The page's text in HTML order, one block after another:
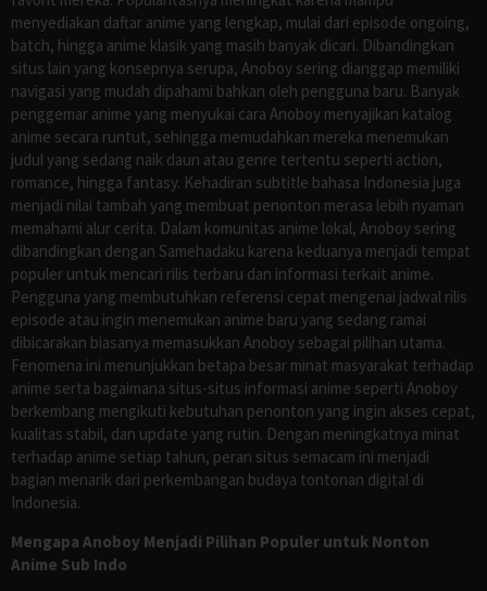
menyediakan daftar anime yang lengkap, mulai dari episode ongoing,
batch, hingga anime klasik yang masih banyak dicari. Dibandingkan
situs lain yang konsepnya serupa, Anoboy sering dianggap memiliki
navigasi yang mudah dipahami bahkan oleh pengguna baru. Banyak
penggemar anime yang menyukai cara Anoboy menyajikan katalog
anime secara runtut, sehingga memudahkan mereka menemukan
judul yang sedang naik daun atau genre tertentu seperti action,
romance, hingga fantasy. Kehadiran subtitle bahasa Indonesia juga
menjadi nilai tambah yang membuat penonton merasa lebih nyaman
memahami alur cerita. Dalam komunitas anime lokal, Anoboy sering
dibandingkan dengan Samehadaku karena keduanya menjadi tempat
populer untuk mencari rilis terbaru dan informasi terkait anime.
Pengguna yang membutuhkan referensi cepat mengenai jadwal rilis
episode atau ingin menemukan anime baru yang sedang ramai
dibicarakan biasanya memasukkan Anoboy sebagai pilihan utama.
Fenomena ini menunjukkan betapa besar minat masyarakat terhadap
anime serta bagaimana situs-situs informasi anime seperti Anoboy
berkembang mengikuti kebutuhan penonton yang ingin akses cepat,
kualitas stabil, dan update yang rutin. Dengan meningkatnya minat
terhadap anime setiap tahun, peran situs semacam ini menjadi
bagian menarik dari perkembangan budaya tontonan digital di
Indonesia.
Mengapa Anoboy Menjadi Pilihan Populer untuk Nonton
Anime Sub Indo